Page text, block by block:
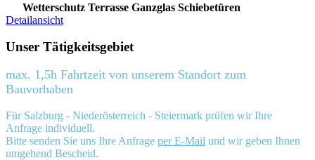
Wetterschutz Terrasse Ganzglas Schiebetüren
Detailansicht
Unser Tätigkeitsgebiet
max. 1,5h Fahrtzeit von unserem Standort zum
Bauvorhaben
Für Salzburg - Niederösterreich - Steiermark prüfen wir Ihre
Anfrage individuell.
Bitte senden Sie uns Ihre Anfrage per E-Mail und wir geben Ihnen
umgehend Bescheid.